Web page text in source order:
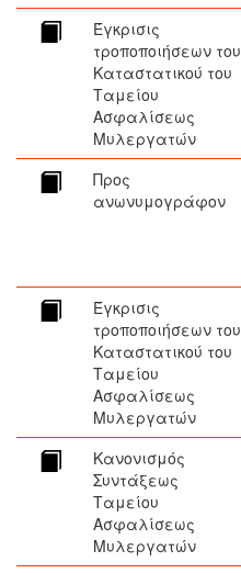
Έγκρισις
τροποποιήσεων του
Καταστατικού του
Ταμείου
Ασφαλίσεως
Μυλεργατών
Προς
ανωνυμογράφον
Έγκρισις
τροποποιήσεων του
Καταστατικού του
Ταμείου
Ασφαλίσεως
Μυλεργατών
Κανονισμός
Συντάξεως
Ταμείου
Ασφαλίσεως
Μυλεργατών